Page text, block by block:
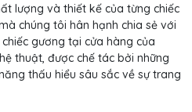
lượng và thiết kế của từng chiếc
chúng tôi hân hạnh chia sẻ với
gương tại cửa hàng của
thuật, được chế tác bởi những
thấu hiểu sâu sắc về sự trang